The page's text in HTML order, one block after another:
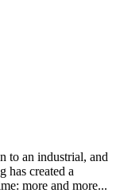
to an industrial, and
created a
more and more...